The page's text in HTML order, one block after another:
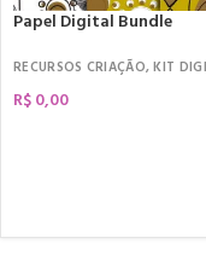
Papel Digital Bundle
RECURSOS CRIAÇÃO,KIT
R$0,00